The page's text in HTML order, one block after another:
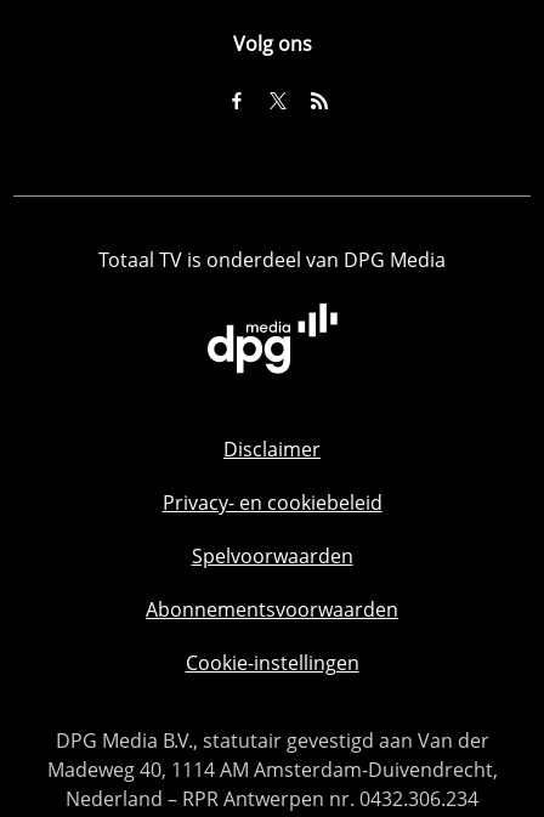
Volg ons
Totaal TV is onderdeel van DPG Media
Disclaimer
Privacy- en cookiebeleid
Spelvoorwaarden
Abonnementsvoorwaarden
Cookie-instellingen
DPG Media B.V., statutair gevestigd aan Van der
Madeweg 40, 1114 AM Amsterdam-Duivendrecht,
Nederland – RPR Antwerpen nr. 0432.306.234